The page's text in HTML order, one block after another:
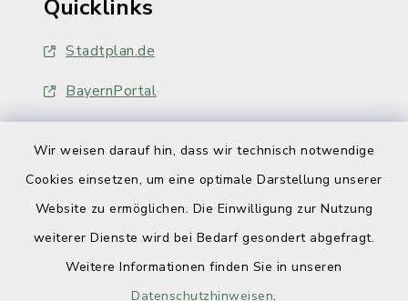
Wir weisen darauf hin, dass wir technisch notwendige
Cookies einsetzen, um eine optimale Darstellung unserer
Website zu ermöglichen. Die Einwilligung zur Nutzung
weiterer Dienste wird bei Bedarf gesondert abgefragt.
Weitere Informationen finden Sie in unseren
Datenschutzhinweisen.
Quicklinks
Stadtplan.de
BayernPortal
Barrierefreiheit